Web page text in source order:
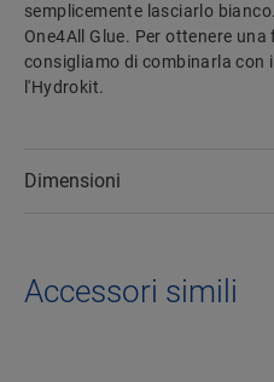
semplicemente lasciarlo
One4All Glue. Per ottenere
consigliamo di combinarla con
l'Hydrokit.
Dimensioni
Accessori simili